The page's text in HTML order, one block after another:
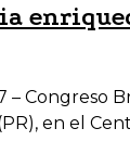
–
en el